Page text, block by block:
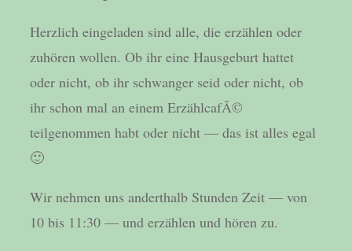
Herzlich eingeladen sind alle, die erzählen oder
zuhören wollen. Ob ihr eine Hausgeburt hattet
oder nicht, ob ihr schwanger seid oder nicht, ob
ihr schon mal an einem ErzählcafÃ©
teilgenommen habt oder nicht — das ist alles egal
🙂
Wir nehmen uns anderthalb Stunden Zeit — von
10 bis 11:30 — und erzählen und hören zu.